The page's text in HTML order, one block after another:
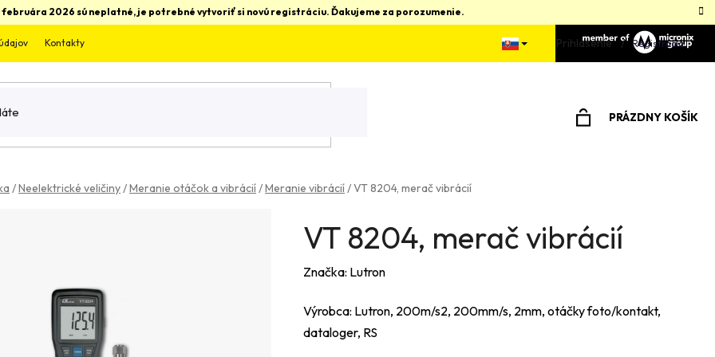
2026 sú neplatné, je potrebné vytvoriť si novú registráciu. Ďakujeme za porozumenie.
Kontakty Prihlásenie Registrácia
PRÁZDNY KOŠÍK
/Neelektrické veličiny/Meranie otáčok a vibrácií/Meranie vibrácií/VT 8204, merač vibrácií
VT 8204, merač vibrácií
Značka: Lutron
Výrobca: Lutron, 200m/s2, 200mm/s, 2mm, otáčky foto/kontakt,
dataloger, RS